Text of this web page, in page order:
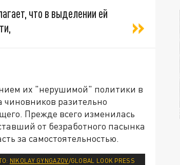
что в выделении ей
их "нерушимой" политики в
чиновников разительно
Прежде всего изменилась
от безработного пасынка
за самостоятельностью.
NIKOLAY GYNGAZOV/GLOBAL LOOK PRESS